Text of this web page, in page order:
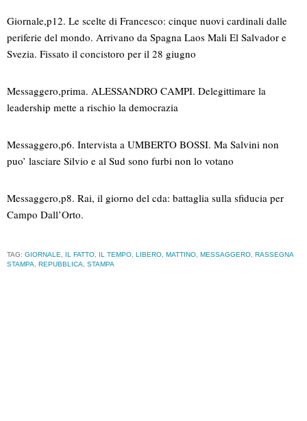
Giornale,p12. Le scelte di Francesco: cinque nuovi cardinali dalle
periferie del mondo. Arrivano da Spagna Laos Mali El Salvador e
Svezia. Fissato il concistoro per il 28 giugno
Messaggero,prima. ALESSANDRO CAMPI. Delegittimare la
leadership mette a rischio la democrazia
Messaggero,p6. Intervista a UMBERTO BOSSI. Ma Salvini non
puo’ lasciare Silvio e al Sud sono furbi non lo votano
Messaggero,p8. Rai, il giorno del cda: battaglia sulla sfiducia per
Campo Dall’Orto.
TAG: GIORNALE, IL FATTO, IL TEMPO, LIBERO, MATTINO, MESSAGGERO, RASSEGNA
STAMPA, REPUBBLICA, STAMPA